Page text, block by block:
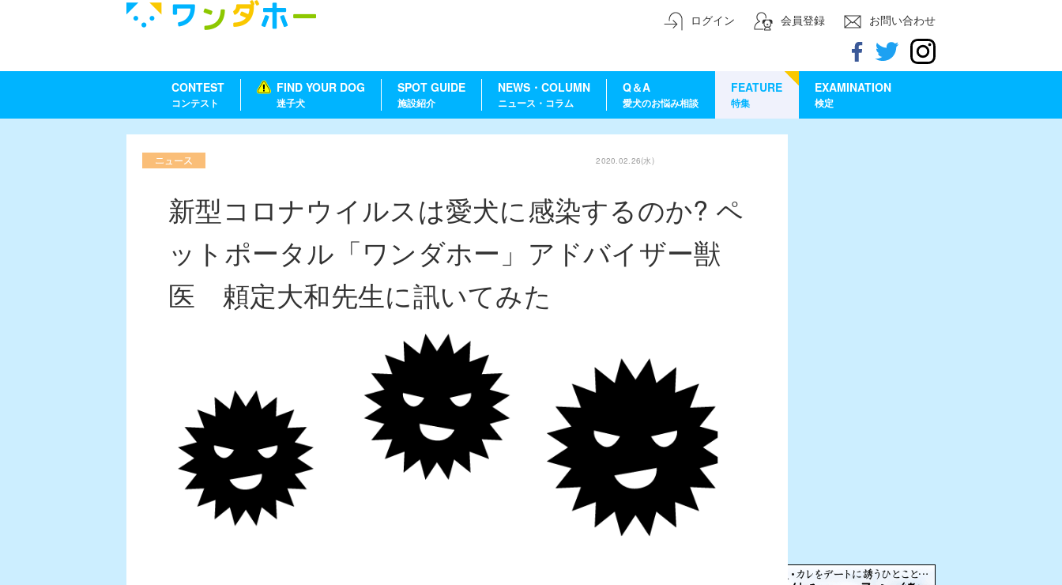
ログイン 会員登録 お問い合わせ
CONTEST
コンテスト
FIND YOUR DOG
迷子犬
SPOT GUIDE
施設紹介
NEWS・COLUMN
ニュース・コラム
Q＆A
愛犬のお悩み相談
FEATURE
特集
EXAMINATION
検定
2020.02.26(水)
新型コロナウイルスは愛犬に感染するのか? ペ
ットポータル「ワンダホー」アドバイザー獣
医 頼定大和先生に訊いてみた